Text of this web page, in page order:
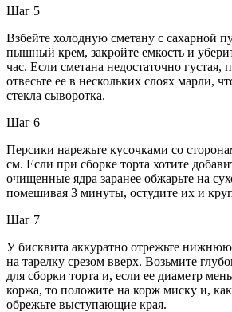
Шаг 5
Взбейте холодную сметану с сахарной
пышный крем, закройте емкость и
час. Если сметана недостаточно густая,
отвесьте ее в нескольких слоях марли,
стекла сыворотка.
Шаг 6
Персики нарежьте кусочками со
см. Если при сборке торта хотите
очищенные ядра заранее обжарьте на
помешивая 3 минуты, остудите их и
Шаг 7
У бисквита аккуратно отрежьте
на тарелку срезом вверх. Возьмите
для сборки торта и, если ее диаметр
коржа, то положите на корж миску и,
обрежьте выступающие края.